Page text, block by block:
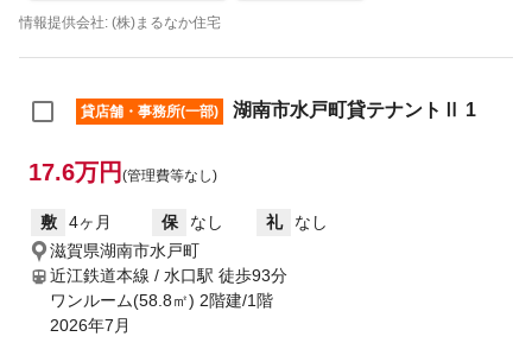
情報提供会社: (株)まるなか住宅
貸店舗・事務所(一部) 湖南市水戸町貸テナントⅡ 1
17.6万円 (管理費等なし)
敷 4ヶ月 保 なし 礼
なし
滋賀県湖南市水戸町
近江鉄道本線 / 水口駅 徒歩93分
ワンルーム(58.8㎡) 2階建/1階
2026年7月